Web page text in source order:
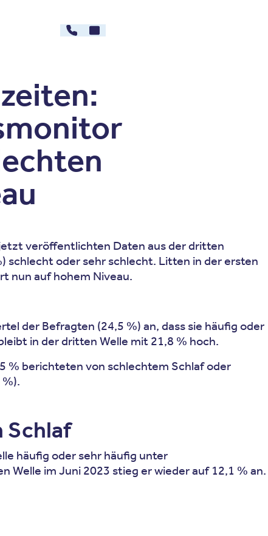
030 - 26478607
Kontakt
veröffentlichten Daten aus der dritten
schlecht oder sehr schlecht. Litten in der ersten
nun auf hohem Niveau.
der Befragten (24,5 %) an, dass sie häufig oder
in der dritten Welle mit 21,8 % hoch.
% berichteten von schlechtem Schlaf oder
Schlaf
häufig oder sehr häufig unter
Welle im Juni 2023 stieg er wieder auf 12,1 % an.